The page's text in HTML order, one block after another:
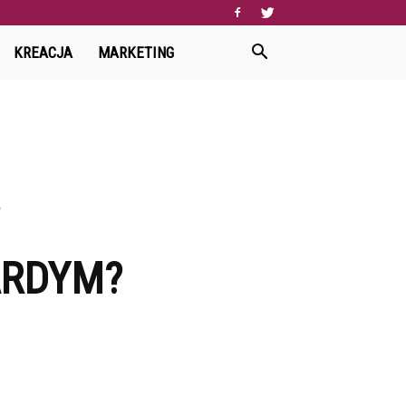
KREACJA MARKETING